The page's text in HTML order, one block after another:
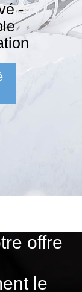
-
offre
le